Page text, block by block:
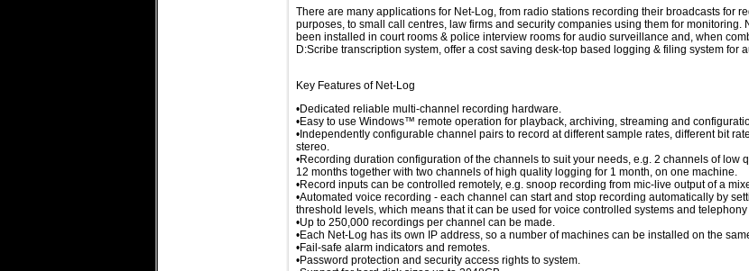
There are many applications for Net-Log, from radio stations recording their broadcasts for
purposes, to small call centres, law firms and security companies using them for monitoring.
been installed in court rooms & police interview rooms for audio surveillance and, when
D:Scribe transcription system, offer a cost saving desk-top based logging & filing system for
Key Features of Net-Log
•Dedicated reliable multi-channel recording hardware.
•Easy to use Windows™ remote operation for playback, archiving, streaming and
•Independently configurable channel pairs to record at different sample rates, different bit
stereo.
•Recording duration configuration of the channels to suit your needs, e.g. 2 channels of low
12 months together with two channels of high quality logging for 1 month, on one machine.
•Record inputs can be controlled remotely, e.g. snoop recording from mic-live output of a
•Automated voice recording - each channel can start and stop recording automatically by
threshold levels, which means that it can be used for voice controlled systems and
•Up to 250,000 recordings per channel can be made.
•Each Net-Log has its own IP address, so a number of machines can be installed on the
•Fail-safe alarm indicators and remotes.
•Password protection and security access rights to system.